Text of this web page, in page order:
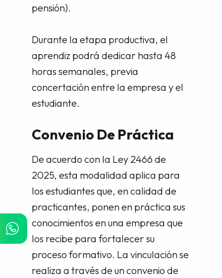
pensión).
Durante la etapa productiva, el
aprendiz podrá dedicar hasta 48
horas semanales, previa
concertación entre la empresa y el
estudiante.
Convenio De Práctica
De acuerdo con la Ley 2466 de
2025, esta modalidad aplica para
los estudiantes que, en calidad de
practicantes, ponen en práctica sus
conocimientos en una empresa que
los recibe para fortalecer su
proceso formativo. La vinculación se
realiza a través de un convenio de